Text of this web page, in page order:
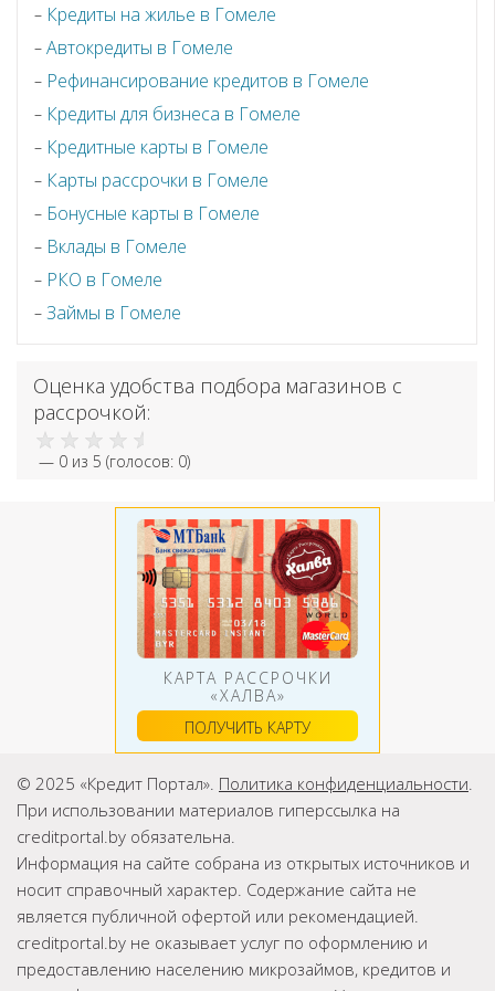
Кредиты на жилье в Гомеле
Автокредиты в Гомеле
Рефинансирование кредитов в Гомеле
Кредиты для бизнеса в Гомеле
Кредитные карты в Гомеле
Карты рассрочки в Гомеле
Бонусные карты в Гомеле
Вклады в Гомеле
РКО в Гомеле
Займы в Гомеле
Оценка удобства подбора магазинов с
рассрочкой:
— 0 из 5 (голосов: 0)
КАРТА РАССРОЧКИ
«ХАЛВА»
ПОЛУЧИТЬ КАРТУ
© 2025 «Кредит Портал». Политика конфиденциальности.
При использовании материалов гиперссылка на
creditportal.by обязательна.
Информация на сайте собрана из открытых источников и
носит справочный характер. Содержание сайта не
является публичной офертой или рекомендацией.
creditportal.by не оказывает услуг по оформлению и
предоставлению населению микрозаймов, кредитов и